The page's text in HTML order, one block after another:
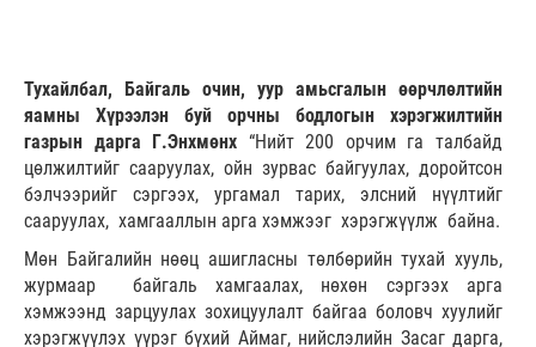
Тухайлбал,
Байгаль очин, уур амьсгалын өөрчлөлтийн
яамны Хүрээлэн буй орчны бодлогын хэрэгжилтийн
газрын дарга Г.Энхмөнх “Нийт 200 орчим га талбайд
цөлжилтийг сааруулах, ойн зурвас байгуулах, доройтсон
бэлчээрийг сэргээх, ургамал тарих, элсний нүүлтийг
сааруулах, хамгааллын арга хэмжээг хэрэгжүүлж байна.
Мөн Байгалийн нөөц ашигласны төлбөрийн тухай хууль,
журмаар байгаль хамгаалах, нөхөн сэргээх арга
хэмжээнд зарцуулах зохицуулалт байгаа боловч хуулийг
хэрэгжүүлэх үүрэг бүхий Аймаг, нийслэлийн Засаг дарга,